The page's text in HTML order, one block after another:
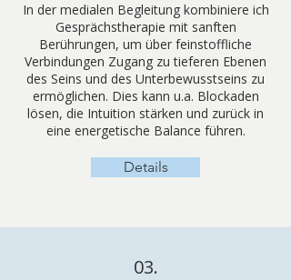
​In der medialen Begleitung kombiniere ich
Gesprächstherapie mit sanften
Berührungen, um über feinstoffliche
Verbindungen Zugang zu tieferen Ebenen
des Seins und des Unterbewusstseins zu
ermöglichen. Dies kann u.a. Blockaden
lösen, die Intuition stärken und zurück in
eine energetische Balance führen.
Details
03.